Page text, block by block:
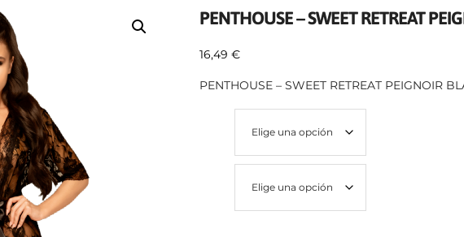
PENTHOUSE – SWEET RETREAT
16,49€
PENTHOUSE – SWEET RETREAT PEIGNOIR